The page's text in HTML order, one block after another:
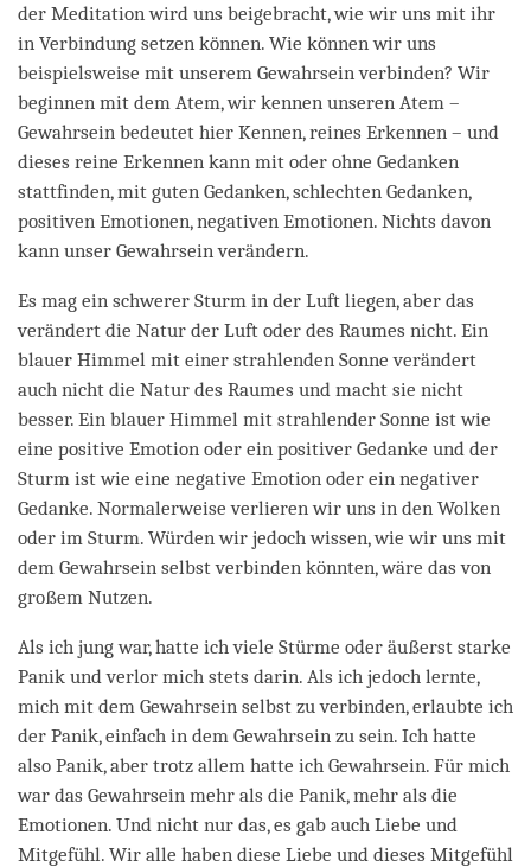
der Meditation wird uns beigebracht, wie wir uns mit ihr
in Verbindung setzen können. Wie können wir uns
beispielsweise mit unserem Gewahrsein verbinden? Wir
beginnen mit dem Atem, wir kennen unseren Atem –
Gewahrsein bedeutet hier Kennen, reines Erkennen – und
dieses reine Erkennen kann mit oder ohne Gedanken
stattfinden, mit guten Gedanken, schlechten Gedanken,
positiven Emotionen, negativen Emotionen. Nichts davon
kann unser Gewahrsein verändern.
Es mag ein schwerer Sturm in der Luft liegen, aber das
verändert die Natur der Luft oder des Raumes nicht. Ein
blauer Himmel mit einer strahlenden Sonne verändert
auch nicht die Natur des Raumes und macht sie nicht
besser. Ein blauer Himmel mit strahlender Sonne ist wie
eine positive Emotion oder ein positiver Gedanke und der
Sturm ist wie eine negative Emotion oder ein negativer
Gedanke. Normalerweise verlieren wir uns in den Wolken
oder im Sturm. Würden wir jedoch wissen, wie wir uns mit
dem Gewahrsein selbst verbinden könnten, wäre das von
großem Nutzen.
Als ich jung war, hatte ich viele Stürme oder äußerst starke
Panik und verlor mich stets darin. Als ich jedoch lernte,
mich mit dem Gewahrsein selbst zu verbinden, erlaubte ich
der Panik, einfach in dem Gewahrsein zu sein. Ich hatte
also Panik, aber trotz allem hatte ich Gewahrsein. Für mich
war das Gewahrsein mehr als die Panik, mehr als die
Emotionen. Und nicht nur das, es gab auch Liebe und
Mitgefühl. Wir alle haben diese Liebe und dieses Mitgefühl